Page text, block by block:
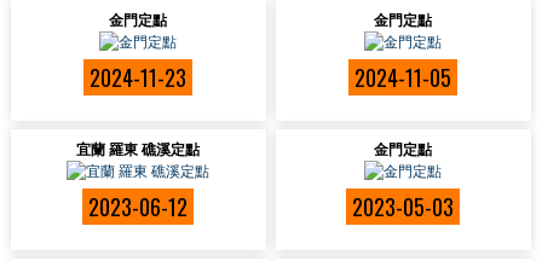
金門定點
2024-11-23
金門定點
2024-11-05
宜蘭 羅東 礁溪定點
2023-06-12
金門定點
2023-05-03